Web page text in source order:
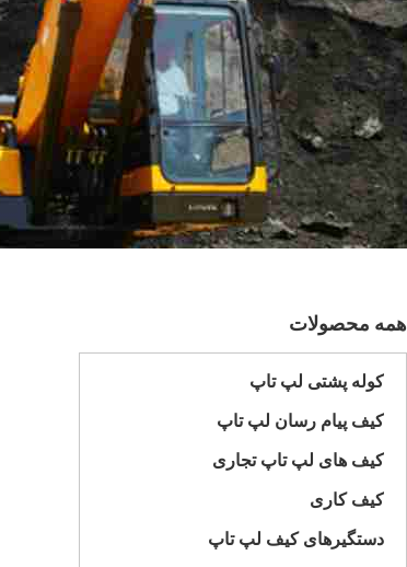
همه محصولات
کوله پشتی لپ تاپ
کیف پیام رسان لپ تاپ
کیف های لپ تاپ تجاری
کیف کاری
دستگیرهای کیف لپ تاپ